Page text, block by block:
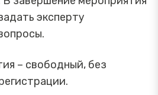
эксперту
– свободный, без